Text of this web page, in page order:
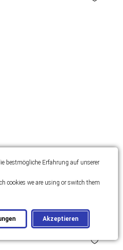
2
Zimmer: 3
bestmögliche Erfahrung auf unserer
cookies we are using or switch them
Akzeptieren